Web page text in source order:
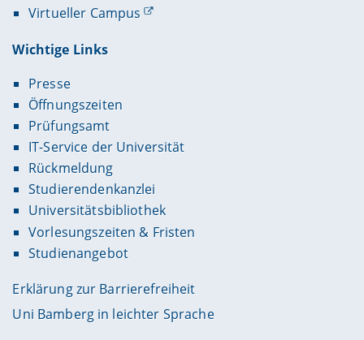
Virtueller Campus
Wichtige Links
Presse
Öffnungszeiten
Prüfungsamt
IT-Service der Universität
Rückmeldung
Studierendenkanzlei
Universitätsbibliothek
Vorlesungszeiten & Fristen
Studienangebot
Erklärung zur Barrierefreiheit
Uni Bamberg in leichter Sprache